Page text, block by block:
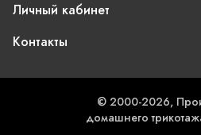
Личный кабинет
Контакты
© 2000-2026,
домашнего